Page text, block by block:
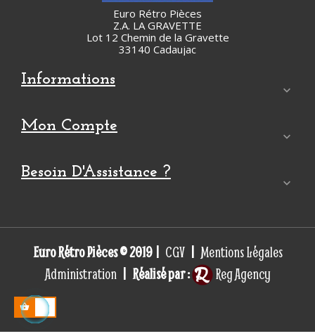
Euro Rétro Pièces
Z.A. LA GRAVETTE
Lot 12 Chemin de la Gravette
33140 Cadaujac
Informations

Mon Compte

Besoin D'Assistance ?

Euro Rétro Pièces © 2019 | CGV| Mentions Légales
Administration | Réalisé par : Reg Agency